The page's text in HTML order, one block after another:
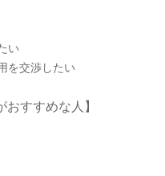
い
を交渉したい
すすめな人】